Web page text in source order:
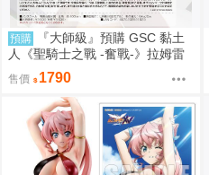
預購
『大師級』預購 GSC 黏土
人《聖騎士之戰 -奮戰-》拉姆雷
薩爾=瓦倫泰 再販
售價 1790